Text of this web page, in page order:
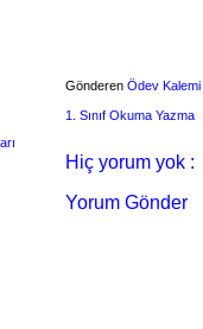
Gönderen Ödev Kalemi
1. Sınıf Okuma Yazma
Hiç yorum yok :
Yorum Gönder